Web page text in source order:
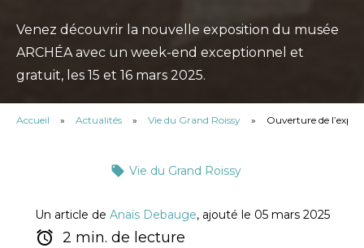
Venez découvrir la nouvelle exposition du musée
ARCHÉA avec un week-end exceptionnel et
gratuit, les 15 et 16 mars 2025.
Accueil » Actualités » Vie du Grand Roissy » Ouverture de
Vie du Grand Roissy
Un article de Anaïs Debauge, ajouté le 05 mars 2025
2 min. de lecture